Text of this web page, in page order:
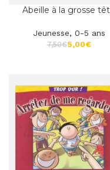
Abeille à la grosse
Jeunesse, 0-5 ans
7,50€5,00€